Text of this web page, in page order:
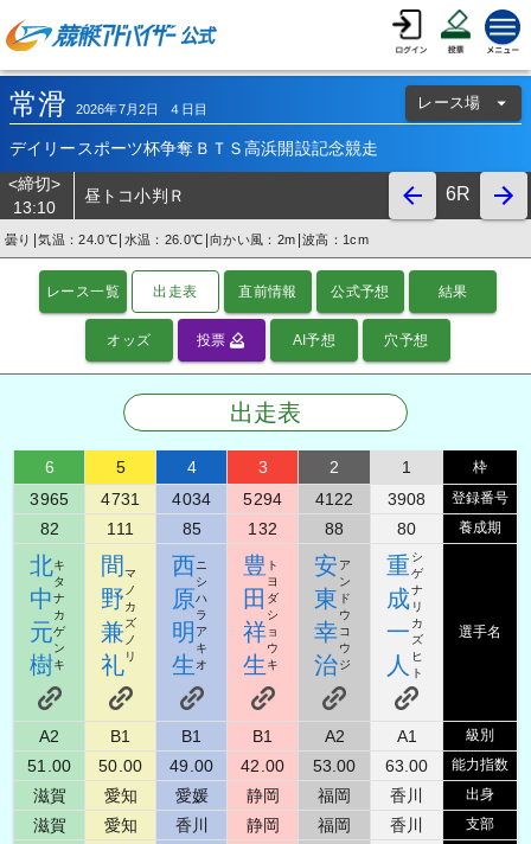
常滑 2026年7月2日 ４日目 レース場
デイリースポーツ杯争奪ＢＴＳ高浜開設記念競走
<締切>
13:10
昼トコ小判Ｒ 6R
曇り 気温：24.0℃ 水温：26.0℃ 向かい風：2m 波高：1cm
レース一覧 出走表 直前情報 公式予想 結果
オッズ 投票 AI予想 穴予想
出走表
6 5 4 3 2 1 枠
3965 4731 4034 5294 4122 3908 登録番号
82 111 85 132 88 80 養成期
北
中
元
樹
キ
タ
ナ
カ
ゲ
ン
キ
間
野
兼
礼
マ
ノ
カ
ズ
ノ
リ
西
原
明
生
ニ
シ
ハ
ラ
ア
キ
オ
豊
田
祥
生
ト
ヨ
ダ
シ
ョ
ウ
キ
安
東
幸
治
ア
ン
ド
ウ
コ
ウ
ジ
重
成
一
人
シ
ゲ
ナ
リ
カ
ズ
ヒ
ト
選手名
A2 B1 B1 B1 A2 A1 級別
51.00 50.00 49.00 42.00 53.00 63.00 能力指数
滋賀 愛知 愛媛 静岡 福岡 香川 出身
滋賀 愛知 香川 静岡 福岡 香川 支部